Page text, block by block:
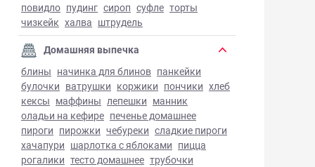
повидло пудинг сироп суфле торты
чизкейк халва штрудель
Домашняя выпечка
блины начинка для блинов панкейки
булочки ватрушки коржики пончики хлеб
кексы маффины лепешки манник
оладьи на кефире печенье домашнее
пироги пирожки чебуреки сладкие пироги
хачапури шарлотка с яблоками пицца
рогалики тесто домашнее трубочки